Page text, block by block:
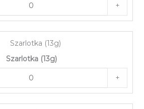
+
Szarlotka (13g)
+